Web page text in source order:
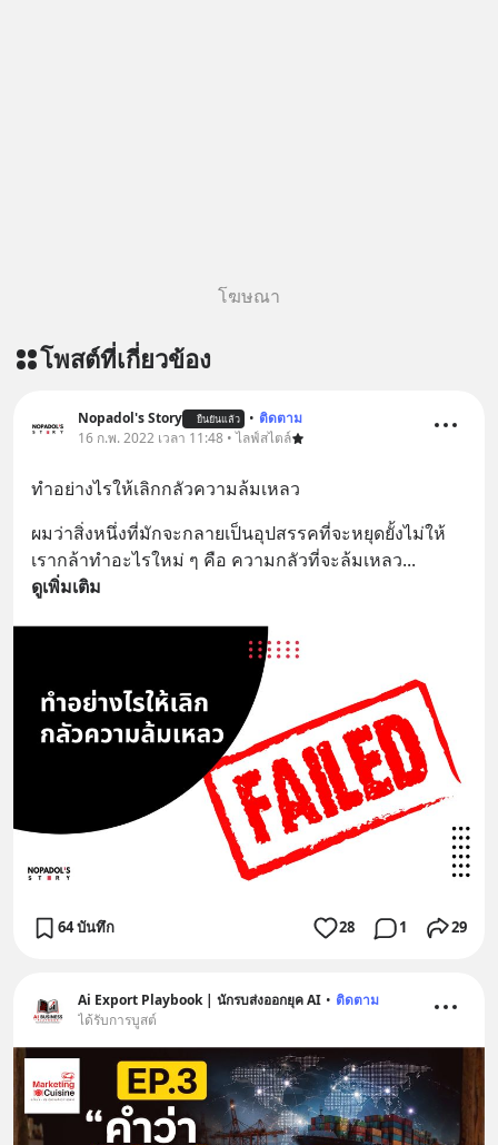
โฆษณา
โพสต์ที่เกี่ยวข้อง
Nopadol's Story ยืนยันแล้ว • ติดตาม
16 ก.พ. 2022 เวลา 11:48 • ไลฟ์สไตล์
ทำอย่างไรให้เลิกกลัวความล้มเหลว
ผมว่าสิ่งหนึ่งที่มักจะกลายเป็นอุปสรรคที่จะหยุดยั้งไม่ให้
เรากล้าทำอะไรใหม่ ๆ คือ ความกลัวที่จะล้มเหลว...
ดูเพิ่มเติม
64 บันทึก 28 1 29
Ai Export Playbook | นักรบส่งออกยุค AI • ติดตาม
ได้รับการบูสต์